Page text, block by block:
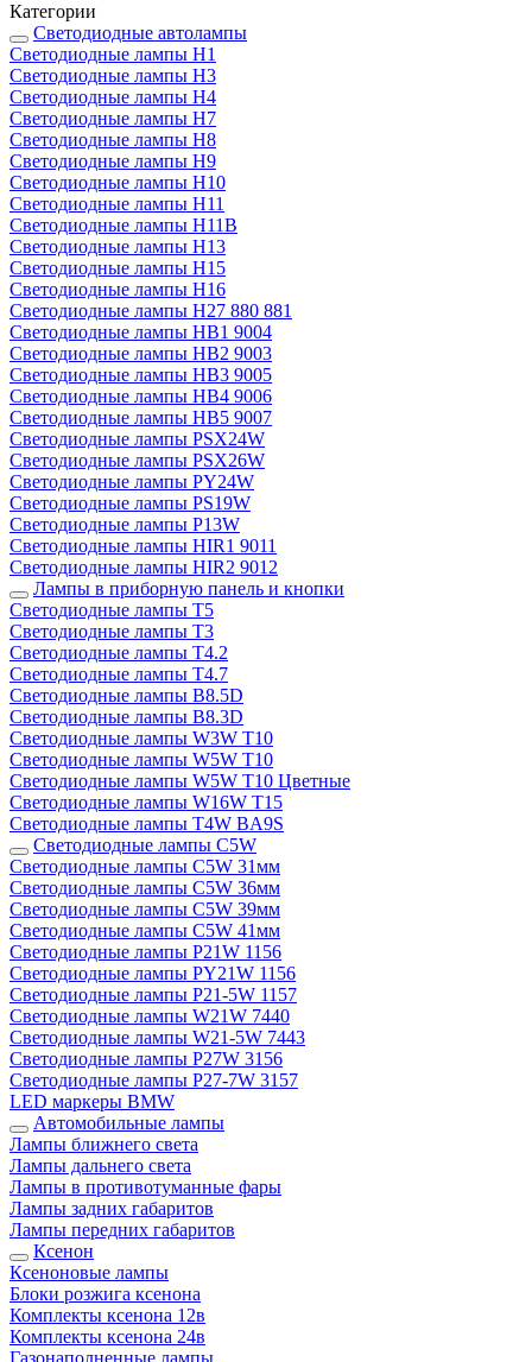
Категории
Светодиодные автолампы
Светодиодные лампы H1
Светодиодные лампы H3
Светодиодные лампы H4
Светодиодные лампы H7
Светодиодные лампы H8
Светодиодные лампы H9
Светодиодные лампы H10
Светодиодные лампы H11
Светодиодные лампы H11B
Светодиодные лампы H13
Светодиодные лампы H15
Светодиодные лампы H16
Светодиодные лампы H27 880 881
Светодиодные лампы HB1 9004
Светодиодные лампы HB2 9003
Светодиодные лампы HB3 9005
Светодиодные лампы HB4 9006
Светодиодные лампы HB5 9007
Светодиодные лампы PSX24W
Светодиодные лампы PSX26W
Светодиодные лампы PY24W
Светодиодные лампы PS19W
Светодиодные лампы P13W
Светодиодные лампы HIR1 9011
Светодиодные лампы HIR2 9012
Лампы в приборную панель и кнопки
Светодиодные лампы T5
Светодиодные лампы T3
Светодиодные лампы T4.2
Светодиодные лампы T4.7
Светодиодные лампы B8.5D
Светодиодные лампы B8.3D
Светодиодные лампы W3W T10
Светодиодные лампы W5W T10
Светодиодные лампы W5W T10 Цветные
Светодиодные лампы W16W T15
Светодиодные лампы T4W BA9S
Светодиодные лампы C5W
Светодиодные лампы C5W 31мм
Светодиодные лампы C5W 36мм
Светодиодные лампы C5W 39мм
Светодиодные лампы C5W 41мм
Светодиодные лампы P21W 1156
Светодиодные лампы PY21W 1156
Светодиодные лампы P21-5W 1157
Светодиодные лампы W21W 7440
Светодиодные лампы W21-5W 7443
Светодиодные лампы P27W 3156
Светодиодные лампы P27-7W 3157
LED маркеры BMW
Автомобильные лампы
Лампы ближнего света
Лампы дальнего света
Лампы в противотуманные фары
Лампы задних габаритов
Лампы передних габаритов
Ксенон
Ксеноновые лампы
Блоки розжига ксенона
Комплекты ксенона 12в
Комплекты ксенона 24в
Газонаполненные лампы